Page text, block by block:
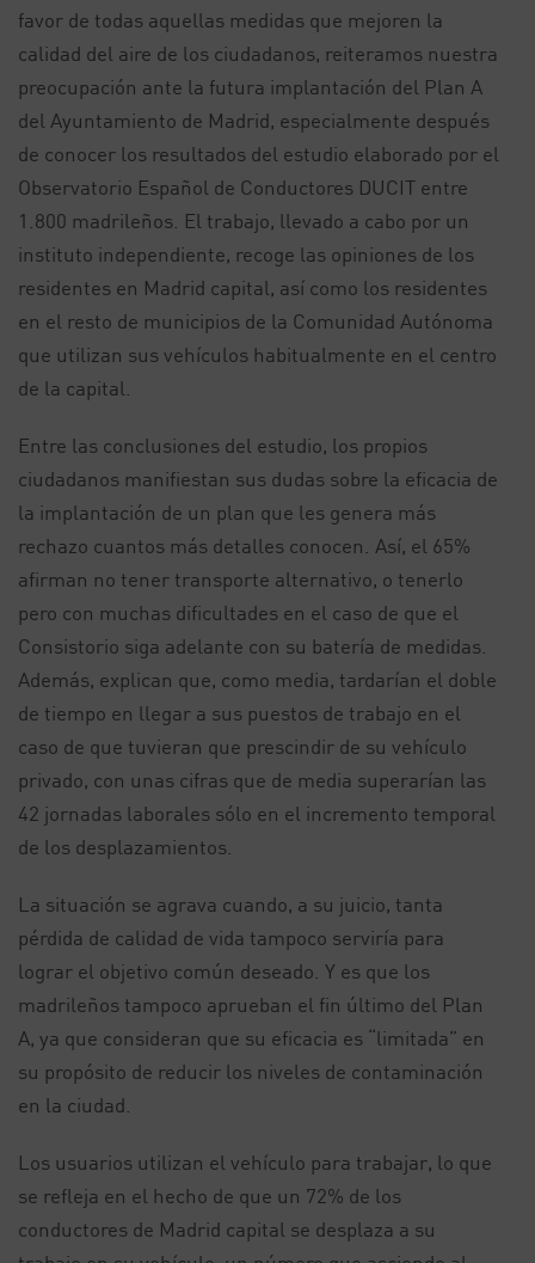
favor de todas aquellas medidas que mejoren la
calidad del aire de los ciudadanos, reiteramos nuestra
preocupación ante la futura implantación del Plan A
del Ayuntamiento de Madrid, especialmente después
de conocer los resultados del estudio elaborado por el
Observatorio Español de Conductores DUCIT entre
1.800 madrileños. El trabajo, llevado a cabo por un
instituto independiente, recoge las opiniones de los
residentes en Madrid capital, así como los residentes
en el resto de municipios de la Comunidad Autónoma
que utilizan sus vehículos habitualmente en el centro
de la capital.
Entre las conclusiones del estudio, los propios
ciudadanos manifiestan sus dudas sobre la eficacia de
la implantación de un plan que les genera más
rechazo cuantos más detalles conocen. Así, el 65%
afirman no tener transporte alternativo, o tenerlo
pero con muchas dificultades en el caso de que el
Consistorio siga adelante con su batería de medidas.
Además, explican que, como media, tardarían el doble
de tiempo en llegar a sus puestos de trabajo en el
caso de que tuvieran que prescindir de su vehículo
privado, con unas cifras que de media superarían las
42 jornadas laborales sólo en el incremento temporal
de los desplazamientos.
La situación se agrava cuando, a su juicio, tanta
pérdida de calidad de vida tampoco serviría para
lograr el objetivo común deseado. Y es que los
madrileños tampoco aprueban el fin último del Plan
A, ya que consideran que su eficacia es “limitada” en
su propósito de reducir los niveles de contaminación
en la ciudad.
Los usuarios utilizan el vehículo para trabajar, lo que
se refleja en el hecho de que un 72% de los
conductores de Madrid capital se desplaza a su